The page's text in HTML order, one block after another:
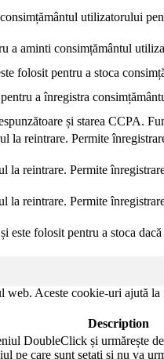
utilizatorului
a aminti consimțământul
folosit pentru a stoca
a înregistra
și starea CCPA.
la reintrare. Permite
la reintrare. Permite
la reintrare. Permite
folosit pentru a stoca
Aceste cookie-uri ajută
Description
DoubleClick și urmărește
pe care sunt setati și nu va